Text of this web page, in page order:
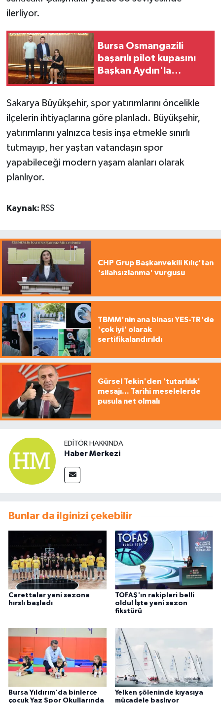
ilerliyor.
Bursa Osmangazili
başarılı pilot kupasını
Başkan Aydın'la
Sakarya Büyükşehir, spor yatırımlarını öncelikle
ilçelerin ihtiyaçlarına göre planladı. Büyükşehir,
yatırımlarını yalnızca tesis inşa etmekle sınırlı
tutmayıp, her yaştan vatandaşın spor
yapabileceği modern yaşam alanları olarak
planlıyor.
Kaynak: RSS
CHP Grup Başkanvekili Kılıç'tan
'silahsızlanma' vurgusu
TBMM'nin ana binası YES-TR'de
'çok iyi' olarak
sertifikalandırıldı
Gürsel Tekin'den 'tutarlılık'
mesajı... Tarihi meselelerde
pusula net olmalı
EDITÖR HAKKINDA
Haber Merkezi
Bunlar da ilginizi çekebilir
Carettalar yeni sezona
hırslı başladı
TOFAŞ'ın rakipleri belli
oldu! İşte yeni sezon
fikstürü
Bursa Yıldırım'da binlerce
çocuk Yaz Spor Okullarında
Yelken şöleninde kıyasıya
mücadele başlıyor